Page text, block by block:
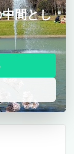
間とし